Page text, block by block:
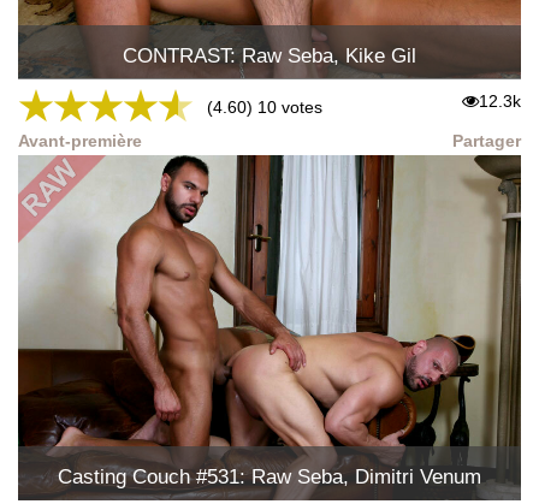
CONTRAST: Raw Seba, Kike Gil
★★★★★ (4.60) 10 votes 12.3k
Avant-première Partager
Casting Couch #531: Raw Seba, Dimitri Venum